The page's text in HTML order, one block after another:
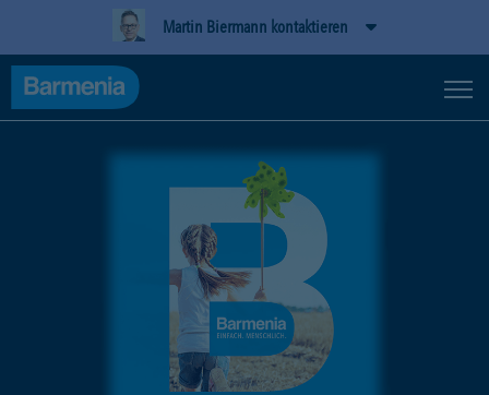
Martin Biermann kontaktieren